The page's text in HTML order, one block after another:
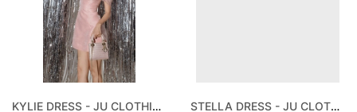
KYLIE DRESS - JU CLOTHING STELLA DRESS - JU CLOTHING